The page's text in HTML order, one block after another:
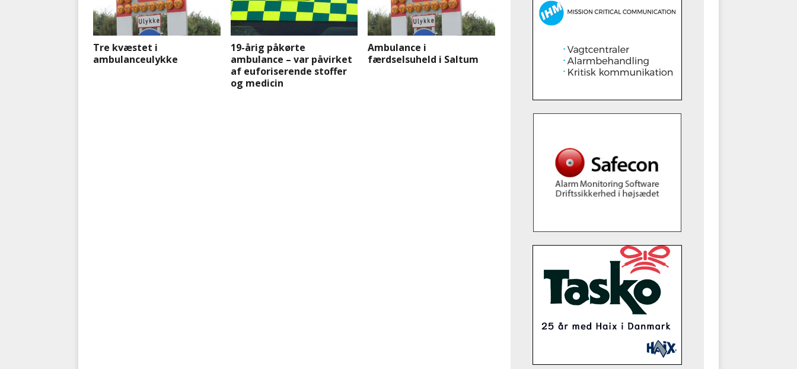
Tre kvæstet i
ambulanceulykke
19-årig påkørte
ambulance – var påvirket
af euforiserende stoffer
og medicin
Ambulance i
færdselsuheld i Saltum